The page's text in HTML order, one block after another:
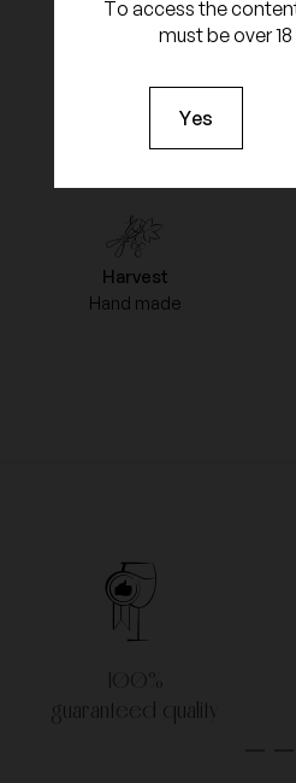
To access the
must be over
Yes
1997
grapes type
Chardonnay
Harvest
Hand made
100%
guaranteed quality